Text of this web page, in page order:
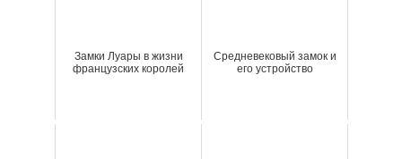
Замки Луары в жизни
французских королей
Средневековый замок и
его устройство